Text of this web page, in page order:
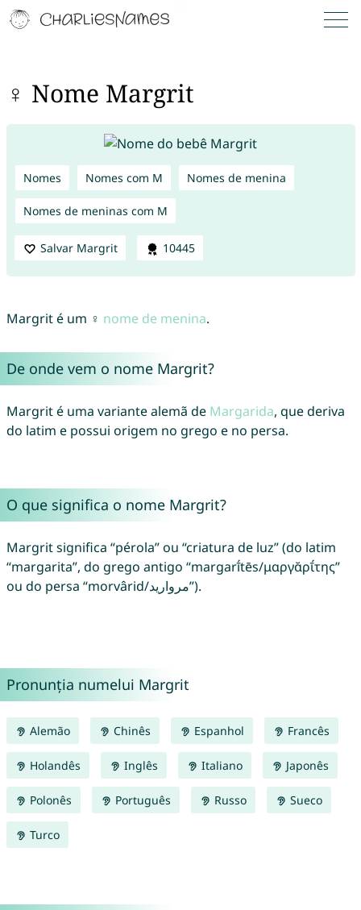
♀ Nome Margrit
Nomes Nomes com M Nomes de menina
Nomes de meninas com M
Salvar Margrit 10445
Margrit é um ♀ nome de menina.
De onde vem o nome Margrit?
Margrit é uma variante alemã de Margarida, que deriva
do latim e possui origem no grego e no persa.
O que significa o nome Margrit?
Margrit significa “pérola” ou “criatura de luz” (do latim
“margarita”, do grego antigo “margarī́tēs/μαργᾰρῑ́της”
ou do persa “morvârid/مروارید”).
Pronunția numelui Margrit
Alemão Chinês Espanhol Francês
Holandês Inglês Italiano Japonês
Polonês Português Russo Sueco
Turco